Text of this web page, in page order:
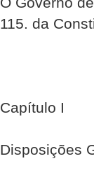
115. da
Capítulo I
Disposições